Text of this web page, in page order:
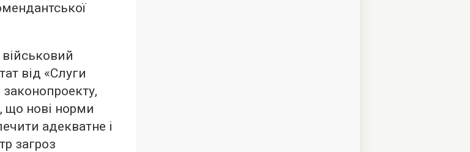
від «Слуги
що нові норми
адекватне і
загроз